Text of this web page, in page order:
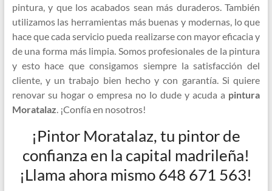
pintura, y que los acabados sean más duraderos. También
utilizamos las herramientas más buenas y modernas, lo que
hace que cada servicio pueda realizarse con mayor eficacia y
de una forma más limpia. Somos profesionales de la pintura
y esto hace que consigamos siempre la satisfacción del
cliente, y un trabajo bien hecho y con garantía. Si quiere
renovar su hogar o empresa no lo dude y acuda a pintura
Moratalaz . ¡Confía en nosotros!
¡Pintor Moratalaz, tu pintor de
confianza en la capital madrileña!
¡Llama ahora mismo 648 671 563!